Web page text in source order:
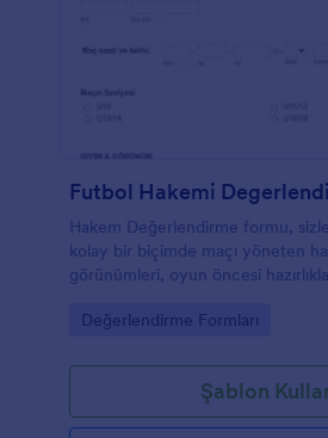
Futbol Hakemi
Hakem Değerlendirme formu,
kolay bir biçimde maçı yöneten
görünümleri, oyun öncesi
kararlılıkları ve oyun kontrolü
kısımları sayesinde, ek olarak
görüşlerinizide belirtebilirsiniz.
Go to Category:
Değerlendirme Formları
Şablon